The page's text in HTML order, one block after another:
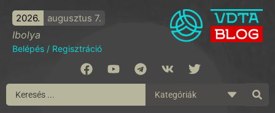
2026. augusztus 7.
Ibolya
Belépés / Regisztráció